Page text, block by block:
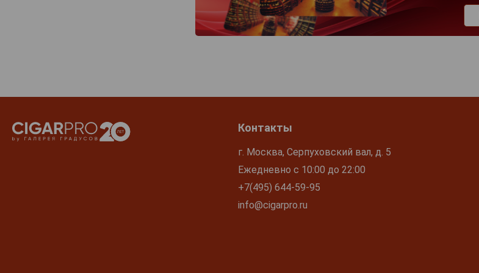
Контакты
г. Москва, Серпуховский вал, д. 5
Ежедневно с 10:00 до 22:00
+7(495) 644-59-95
info@cigarpro.ru